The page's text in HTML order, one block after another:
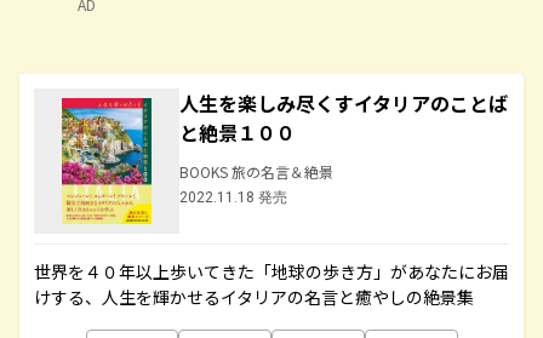
AD
人生を楽しみ尽くすイタリアのことば
と絶景１００
BOOKS 旅の名言＆絶景
2022.11.18 発売
世界を４０年以上歩いてきた「地球の歩き方」があなたにお届
けする、人生を輝かせるイタリアの名言と癒やしの絶景集